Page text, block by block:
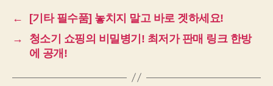
←
[기타 필수품] 놓치지 말고 바로 겟하세요!
→
청소기 쇼핑의 비밀병기! 최저가 판매 링크 한방
에 공개!